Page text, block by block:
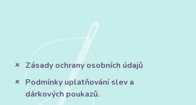
Zásady ochrany osobních údajů
Podmínky uplatňování slev a
dárkových poukazů.